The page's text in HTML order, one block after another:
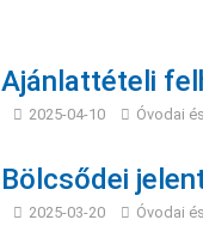
Ajánlattételi
2025-04-10 Óvodai
Bölcsődei
2025-03-20 Óvodai